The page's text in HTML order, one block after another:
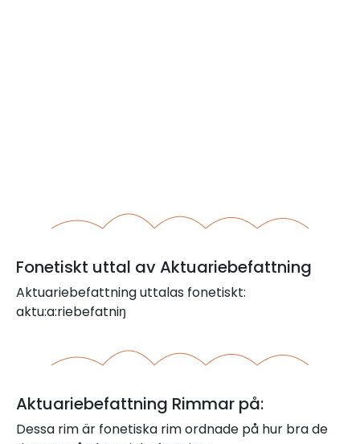
Fonetiskt uttal av Aktuariebefattning
Aktuariebefattning uttalas fonetiskt:
aktu:a:riebefatniŋ
Aktuariebefattning Rimmar på:
Dessa rim är fonetiska rim ordnade på hur bra de